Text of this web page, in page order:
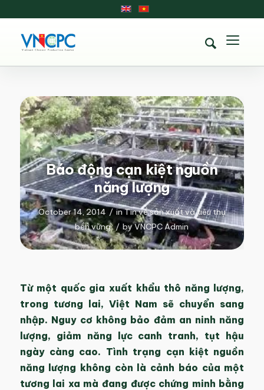
Báo động cạn kiệt nguồn
năng lượng
October 14, 2014 / inTin về sản xuất và tiêu thụ
bền vững / byVNCPC Admin
Từ một quốc gia xuất khẩu thô năng lượng,
trong tương lai, Việt Nam sẽ chuyển sang
nhập. Nguy cơ không bảo đảm an ninh năng
lượng, giảm năng lực canh tranh, tụt hậu
ngày càng cao. Tình trạng cạn kiệt nguồn
năng lượng không còn là cảnh báo của một
tương lai xa mà đang được chứng minh bằng